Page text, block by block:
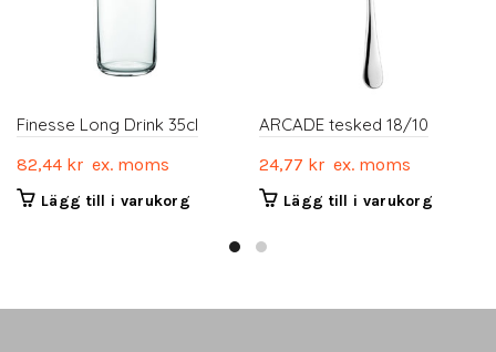
Finesse Long Drink 35cl
82,44 kr ex. moms
Lägg till i varukorg
ARCADE tesked 18/10
24,77 kr ex. moms
Lägg till i varukorg